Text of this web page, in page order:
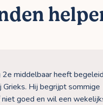
2e middelbaar heeft
Grieks. Hij begrijpt sommige
goed en wil een